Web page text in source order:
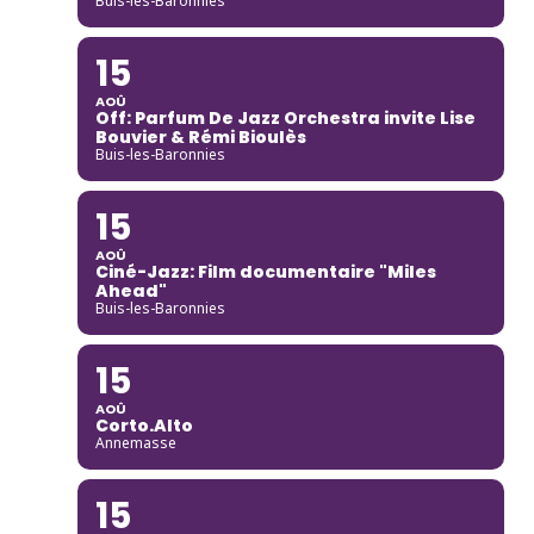
15
AOÛ
Off: Parfum De Jazz Orchestra invite Lise
Bouvier & Rémi Bioulès
Buis-les-Baronnies
15
AOÛ
Ciné-Jazz: Film documentaire "Miles
Ahead"
Buis-les-Baronnies
15
AOÛ
Corto.Alto
Annemasse
15